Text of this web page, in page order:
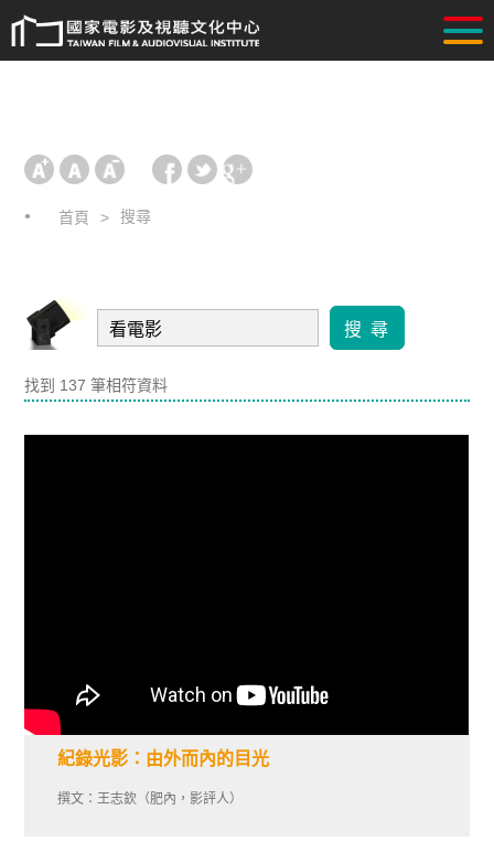
首頁 搜尋
搜 尋
找到 137 筆相符資料
紀錄光影：由外而內的目光
撰文：王志欽（肥內，影評人）